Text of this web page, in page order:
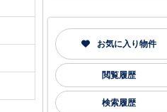
お気に入り物件
閲覧履歴
検索履歴